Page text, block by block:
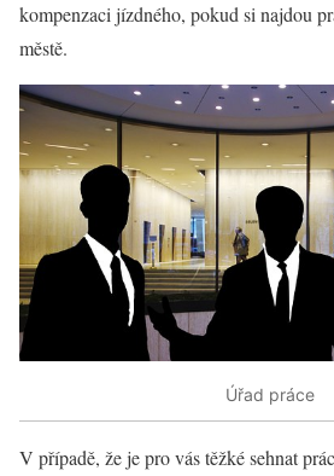
kompenzaci jízdného, pokud si najdou
městě.
Úřad práce
V případě, že je pro vás těžké sehnat